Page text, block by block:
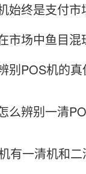
始终是支付
市场中鱼目
别POS机的真
么辨别一清
有一清机和